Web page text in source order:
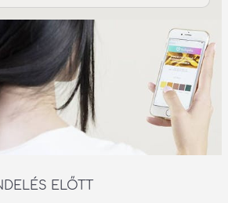
ELŐTT